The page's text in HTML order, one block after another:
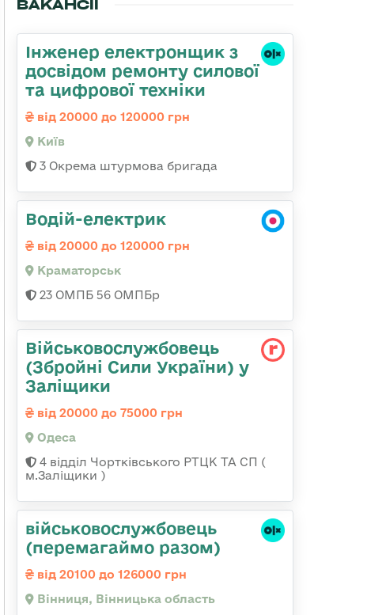
ВАКАНСІЇ
Інженер електронщик з
досвідом ремонту силової
та цифрової техніки
від 20000 до 120000 грн
Київ
3 Окрема штурмова бригада
Водій-електрик
від 20000 до 120000 грн
Краматорськ
23 ОМПБ 56 ОМПБр
Військовослужбовець
(Збройні Сили України) у
Заліщики
від 20000 до 75000 грн
Одеса
4 відділ Чортківського РТЦК ТА СП (
м.Заліщики )
військовослужбовець
(перемагаймо разом)
від 20100 до 126000 грн
Вінниця, Вінницька область